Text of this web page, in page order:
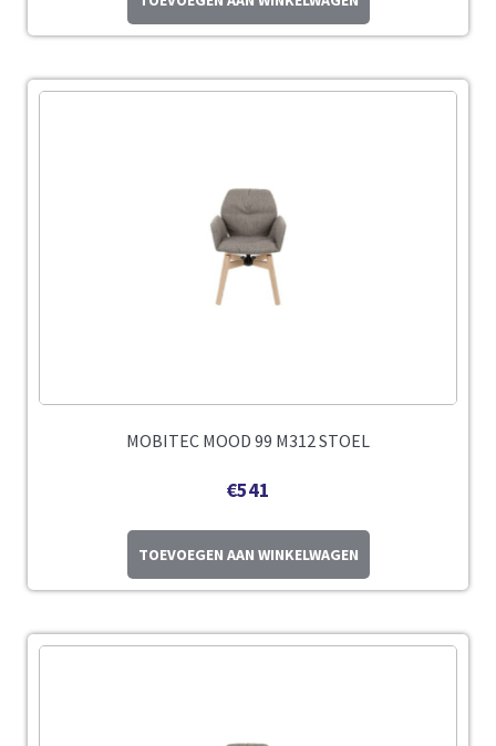
MOBITEC MOOD 99 M312 STOEL
€541
TOEVOEGEN AAN WINKELWAGEN